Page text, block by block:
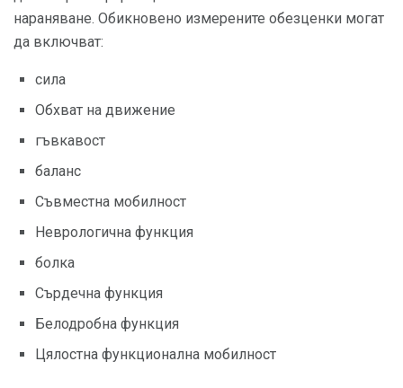
нараняване. Обикновено измерените обезценки могат
да включват:
сила
Обхват на движение
гъвкавост
баланс
Съвместна мобилност
Неврологична функция
болка
Сърдечна функция
Белодробна функция
Цялостна функционална мобилност